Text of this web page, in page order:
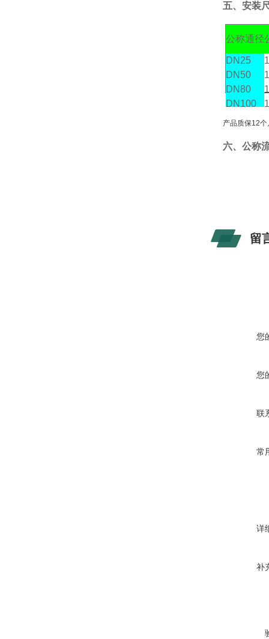
五、安装
公称通径
DN25
DN50
DN80
DN100
产品质保12
六、公称
留
您
您
联
常
详
补